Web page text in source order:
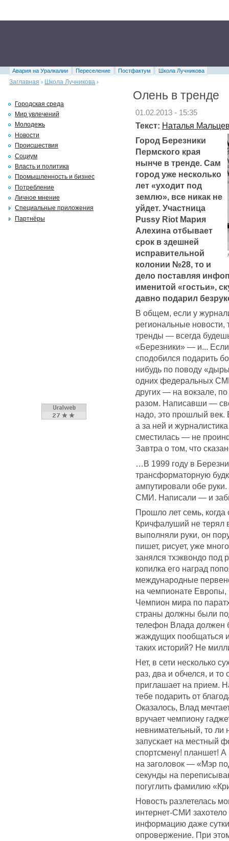
Авария на Уралкалии Переселение Постфактум
Школа Лучникова
Заглавная › Школа Лучникова ›
Олень в тренде
01.02.2013 - 15:35
Текст: Наталья
Город Березники
Пермского края
нынче в тренде. Сам
город уже несколько
лет «уходит под
землю», все никак не
уйдет. Участница
Pussy Riot Мария
Алехина отбывает
срок в здешней
исправительной
колонии №28, то и
дело поставляя
именитой «гостьи»,
давно подарил
В общем, если у
региональные новости,
тренды — всегда
«Березники» — и...
сподобился подарить
нибудь по поводу
одних федеральных
других — на вокзале,
разом. Написавши —
надо, это прошлый век.
а за ней и
сместилась — не
Завтра о том, что
…В 1999 году в
трансформаторную
ампутировали обе
СМИ. Написали — и
Прошло лет семь,
Кричфалуший не терял
выполняли руки, он
пишет, рисует, уже
занялся тхэквондо под
копилка его наград
международные
на чемпионате Европы,
Чемпион мира по
страны должны были
телефон Влада должен
жаждущих пообщаться
таких историй? Не
Нет, в сети несколько
раз, два и обчелся, и
приглашает на прием.
тебе подарить от
Оказалось, Влад
вручает чемпиону
невнимательный, то ли
запускает на местный
спортсмену! планшет! А
на заголовок — «Мэр
секунды на
погуглить фамилию
Новость разлетелась
интернет-СМИ
информацию даже
опровержение. При
Городская среда
Мир увлечений
Молодежь
Новости
Происшествия
Социум
Власть и политика
Промышленность и бизнес
Потребление
Личное мнение
Специальные приложения
Партнёры